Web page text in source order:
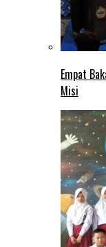
Empat
Misi